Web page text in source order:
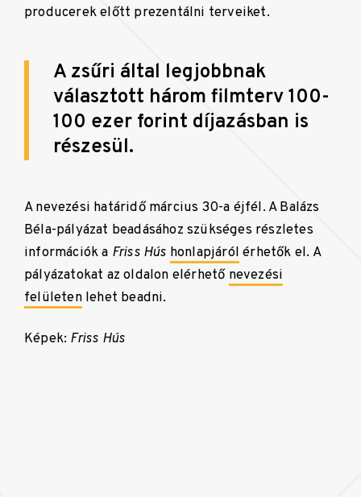
producerek előtt prezentálni terveiket.
A zsűri által legjobbnak
választott három filmterv 100-
100 ezer forint díjazásban is
részesül.
A nevezési határidő március 30-a éjfél. A Balázs
Béla-pályázat beadásához szükséges részletes
információk a Friss Hús honlapjáról érhetők el. A
pályázatokat az oldalon elérhető nevezési
felületenlehet beadni.
Képek: Friss Hús